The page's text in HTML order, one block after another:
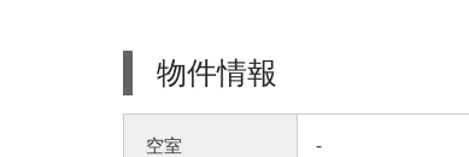
物件情報
空室 -